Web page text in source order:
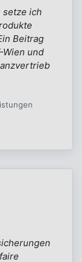
setze ich
Beitrag
Wien und